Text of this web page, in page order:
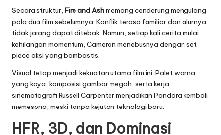
Secara struktur, Fire and Ashmemang cenderung mengulang
pola dua film sebelumnya. Konflik terasa familiar dan alurnya
tidak jarang dapat ditebak. Namun, setiap kali cerita mulai
kehilangan momentum, Cameron menebusnya dengan set
piece aksi yang bombastis.
Visual tetap menjadi kekuatan utama film ini. Palet warna
yang kaya, komposisi gambar megah, serta kerja
sinematografi Russell Carpenter menjadikan Pandora kembali
memesona, meski tanpa kejutan teknologi baru.
HFR, 3D, dan Dominasi